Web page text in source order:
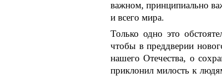
важном, принципиально
и всего мира.
Только одно это
чтобы в преддверии
нашего Отечества, о
приклонил милость к